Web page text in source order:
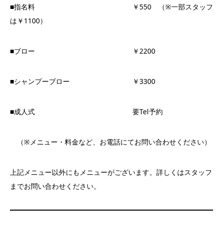
■指名料 ￥550 （※一部スタッフ
は￥1100）
■ブロー ￥2200
■シャンプーブロー ￥3300
■成人式 要Tel予約
（※メニュー・料金など、お電話にてお問い合わせください）
上記メニュー以外にもメニューがございます。詳しくはスタッフ
までお問い合わせください。